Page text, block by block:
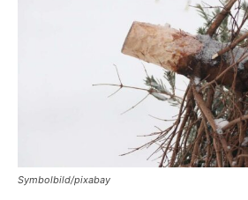
Symbolbild/pixabay